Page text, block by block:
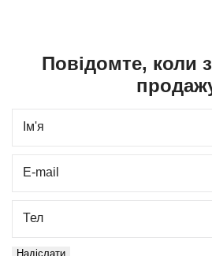
Повідомте, коли
Ім'я
E-mail
Тел